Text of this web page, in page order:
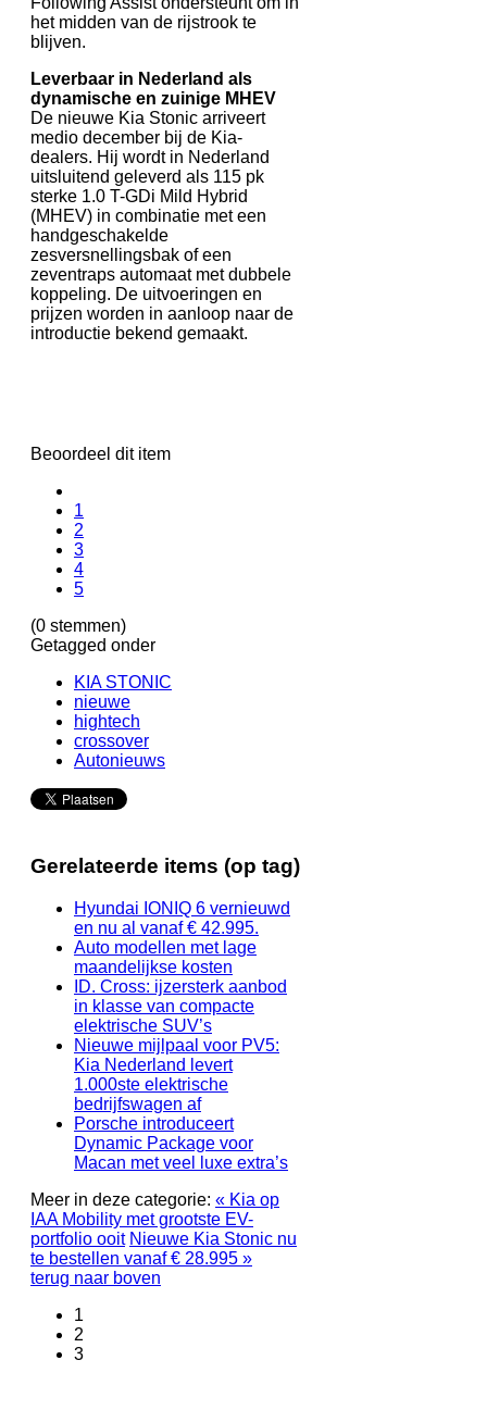
het midden van de rijstrook te
blijven.
Leverbaar in Nederland als
dynamische en zuinige MHEV
De nieuwe Kia Stonic arriveert
medio december bij de Kia-
dealers. Hij wordt in Nederland
uitsluitend geleverd als 115 pk
sterke 1.0 T-GDi Mild Hybrid
(MHEV) in combinatie met een
handgeschakelde
zesversnellingsbak of een
zeventraps automaat met dubbele
koppeling. De uitvoeringen en
prijzen worden in aanloop naar de
introductie bekend gemaakt.
Beoordeel dit item
1
2
3
4
5
(0 stemmen)
Getagged onder
KIA STONIC
nieuwe
hightech
crossover
Autonieuws
Gerelateerde items (op tag)
Hyundai IONIQ 6 vernieuwd
en nu al vanaf € 42.995.
Auto modellen met lage
maandelijkse kosten
ID. Cross: ijzersterk aanbod
in klasse van compacte
elektrische SUV’s
Nieuwe mijlpaal voor PV5:
Kia Nederland levert
1.000ste elektrische
bedrijfswagen af
Porsche introduceert
Dynamic Package voor
Macan met veel luxe extra’s
Meer in deze categorie: « Kia op
IAA Mobility met grootste EV-
portfolio ooit Nieuwe Kia Stonic nu
te bestellen vanaf € 28.995 »
terug naar boven
1
2
3